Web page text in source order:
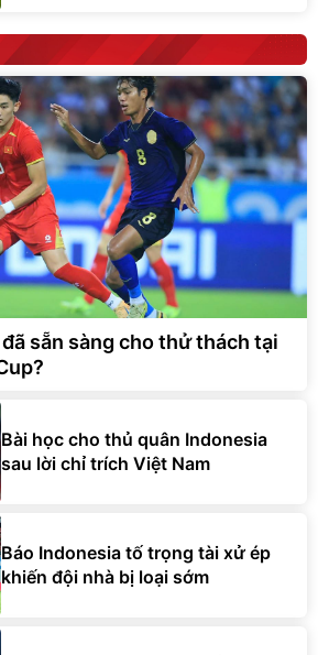
sẵn sàng cho thử thách tại
Bài học cho thủ quân Indonesia
sau lời chỉ trích Việt Nam
Báo Indonesia tố trọng tài xử ép
khiến đội nhà bị loại sớm